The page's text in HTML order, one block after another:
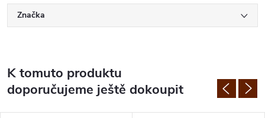
Značka
K tomuto produktu
doporučujeme ještě dokoupit